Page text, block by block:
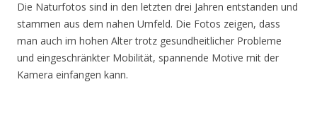
Die Naturfotos sind in den letzten drei Jahren entstanden und
stammen aus dem nahen Umfeld. Die Fotos zeigen, dass
man auch im hohen Alter trotz gesundheitlicher Probleme
und eingeschränkter Mobilität, spannende Motive mit der
Kamera einfangen kann.